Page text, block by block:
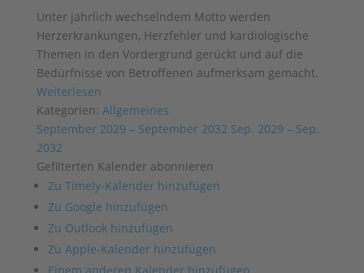
Unter jährlich wechselndem Motto werden
Herzerkrankungen, Herzfehler und kardiologische
Themen in den Vordergrund gerückt und auf die
Bedürfnisse von Betroffenen aufmerksam gemacht.
Weiterlesen
Kategorien: Allgemeines
September 2029 – September 2032 Sep. 2029 – Sep.
2032
Gefilterten Kalender abonnieren
Zu Timely-Kalender hinzufügen
Zu Google hinzufügen
Zu Outlook hinzufügen
Zu Apple-Kalender hinzufügen